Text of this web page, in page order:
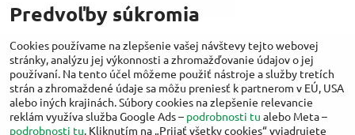
Viac inšpirácií od umelestromy.sk nájdete
aj na:
Facebook Instagram
Predvoľby súkromia
Cookies používame na zlepšenie vašej návštevy tejto webovej
stránky, analýzu jej výkonnosti a zhromažďovanie údajov o jej
používaní. Na tento účel môžeme použiť nástroje a služby tretích
strán a zhromaždené údaje sa môžu preniesť k partnerom v EÚ, USA
alebo iných krajinách. Súbory cookies na zlepšenie relevancie
reklám využíva služba Google Ads – podrobnosti tu alebo Meta –
podrobnosti tu. Kliknutím na „Prijať všetky cookies“ vyjadrujete